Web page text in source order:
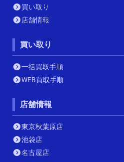
買い取り
店舗情報
買い取り
一括買取手順
WEB買取手順
店舗情報
東京秋葉原店
池袋店
名古屋店